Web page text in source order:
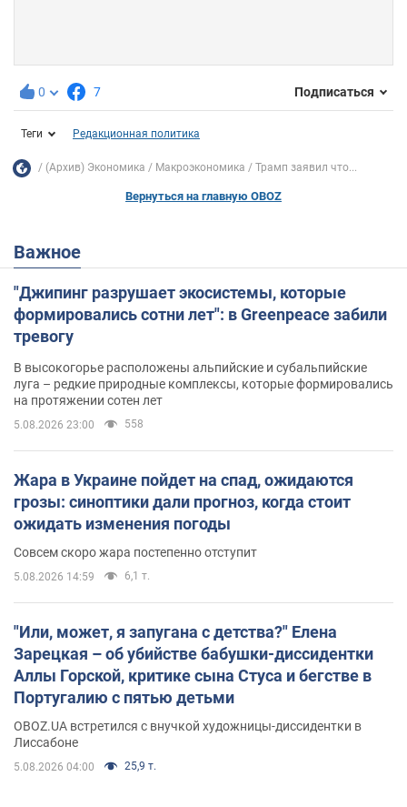
0 7 Подписаться
Теги Редакционная политика
(Архив) Экономика Mакроэкономика Трамп заявил что...
Вернуться на главную OBOZ
Важное
"Джипинг разрушает экосистемы, которые
формировались сотни лет": в Greenpeace забили
тревогу
В высокогорье расположены альпийские и субальпийские
луга – редкие природные комплексы, которые формировались
на протяжении сотен лет
5.08.2026 23:00 558
Жара в Украине пойдет на спад, ожидаются
грозы: синоптики дали прогноз, когда стоит
ожидать изменения погоды
Совсем скоро жара постепенно отступит
5.08.2026 14:59 6,1 т.
"Или, может, я запугана с детства?" Елена
Зарецкая – об убийстве бабушки-диссидентки
Аллы Горской, критике сына Стуса и бегстве в
Португалию с пятью детьми
OBOZ.UA встретился с внучкой художницы-диссидентки в
Лиссабоне
5.08.2026 04:00 25,9 т.